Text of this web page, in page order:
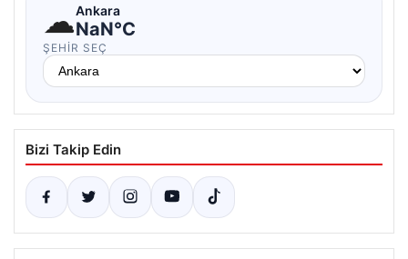
☁Ankara
NaN°C
ŞEHIR SEÇ
Bizi Takip Edin